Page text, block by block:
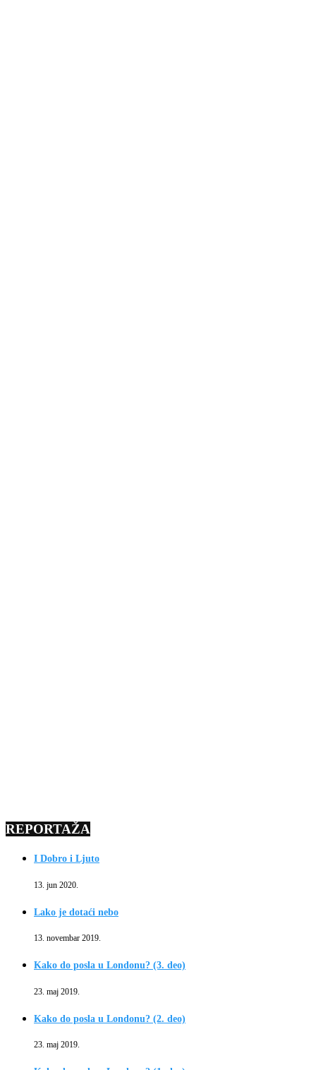
REPORTAŽA
I Dobro i Ljuto
13. jun 2020.
Lako je dotaći nebo
13. novembar 2019.
Kako do posla u Londonu? (3. deo)
23. maj 2019.
Kako do posla u Londonu? (2. deo)
23. maj 2019.